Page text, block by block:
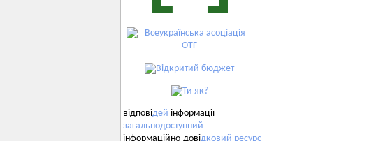
відповідей інформації
загальнодоступний
інформаційно-довідковий ресурс